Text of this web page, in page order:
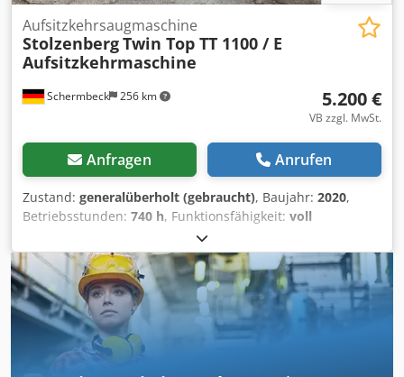
Schermbeck 256 km
Aufsitzkehrsaugmaschine
StolzenbergTwin Top TT 1100 / E
Aufsitzkehrmaschine
5.200 €
VB zzgl. MwSt.
Anfragen Anrufen
Zustand: generalüberholt (gebraucht), Baujahr: 2020,
Betriebsstunden: 740 h, Funktionsfähigkeit: voll
, Kraftstofftyp:elektrisch
Stolzenberg Twin Top TT 1100 / E
Aufsitzkehrsaugmaschine Stolzenberg Twin Top TT 1100 /
E Aufsitzkehrsaugmaschine | Baujahr 2020 | ca. 740
Betriebsstunden | neue Akkus | neue Seiten- &
Hauptkehrwalzen |neue Vollgummireifen | Kehrbreite
1100 mm | Tandemwalzensystem TWS | 4,5 h Laufzeit |